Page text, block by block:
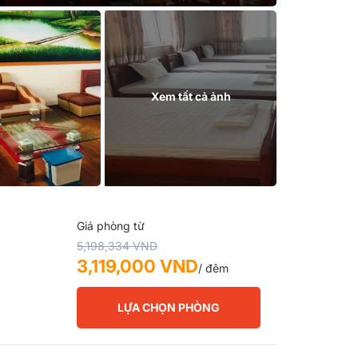
Xem tất cả ảnh
Giá phòng từ
5,198,334 VND
3,119,000 VND/ đêm
LỰA CHỌN PHÒNG